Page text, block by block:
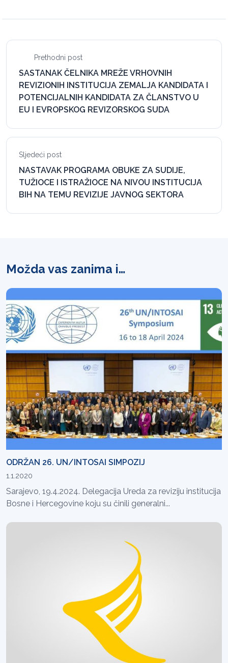
Prethodni post
SASTANAK ČELNIKA MREŽE VRHOVNIH
REVIZIONIH INSTITUCIJA ZEMALJA KANDIDATA I
POTENCIJALNIH KANDIDATA ZA ČLANSTVO U
EU I EVROPSKOG REVIZORSKOG SUDA
Sljedeći post
NASTAVAK PROGRAMA OBUKE ZA SUDIJE,
TUŽIOCE I ISTRAŽIOCE NA NIVOU INSTITUCIJA
BIH NA TEMU REVIZIJE JAVNOG SEKTORA
Možda vas zanima i…
ODRŽAN 26. UN/INTOSAI SIMPOZIJ
1.1.2020
Sarajevo, 19.4.2024. Delegacija Ureda za reviziju institucija
Bosne i Hercegovine koju su činili generalni...